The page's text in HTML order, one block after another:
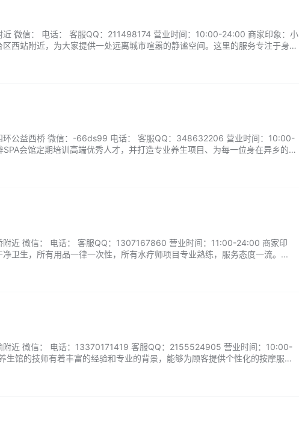
近 微信： 电话： 客服QQ：211498174 营业时间：10:00-24:00 商家印象：小
西站附近，为大家提供一处远离城市喧嚣的静谧空间。这里的服务专注于身体
环公益西桥 微信：-66ds99 电话： 客服QQ：348632206 营业时间：10:00-
会馆定期培训高端优秀人才，并打造专业养生项目、为每一位身在异乡的人
附近 微信： 电话： 客服QQ：1307167860 营业时间：11:00-24:00 商家印
卫生，所有用品一律一次性，所有水疗师项目专业熟练，服务态度一流。...
附近 微信： 电话：13370171419 客服QQ：2155524905 营业时间：10:00-
生馆的技师有着丰富的经验和专业的背景，能够为顾客提供个性化的按摩服